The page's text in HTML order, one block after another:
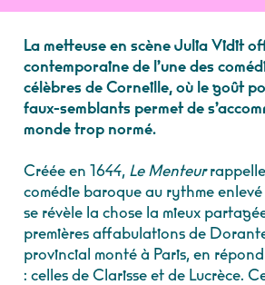
La metteuse en scène Julia Vidit
contemporaine de l’une des
célèbres de Corneille, où le goût
faux-semblants permet de
monde trop normé.
Créée en 1644, Le Menteur
comédie baroque au rythme
se révèle la chose la mieux
premières affabulations de
provincial monté à Paris, en
: celles de Clarisse et de Lucrèce.